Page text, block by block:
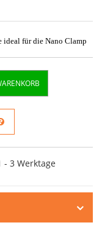
für die Nano Clamp
- 3 Werktage